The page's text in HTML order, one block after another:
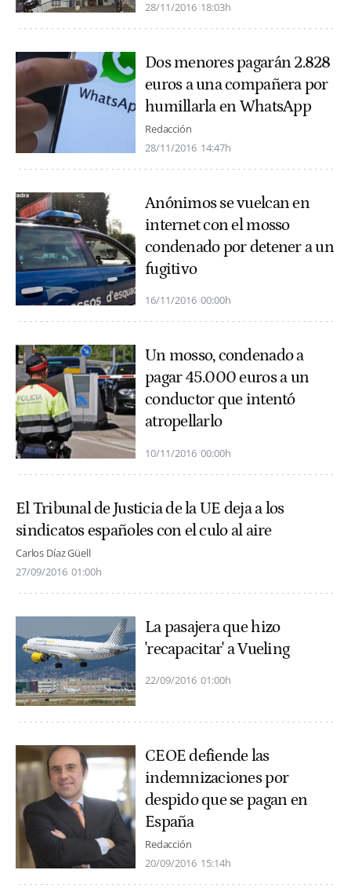
28/11/2016 18:03h
Dos menores pagarán 2.828
euros a una compañera por
humillarla en WhatsApp
Redacción
28/11/2016 14:47h
Anónimos se vuelcan en
internet con el mosso
condenado por detener a un
fugitivo
16/11/2016 00:00h
Un mosso, condenado a
pagar 45.000 euros a un
conductor que intentó
atropellarlo
10/11/2016 00:00h
El Tribunal de Justicia de la UE deja a los
sindicatos españoles con el culo al aire
Carlos Díaz Güell
27/09/2016 01:00h
La pasajera que hizo
'recapacitar' a Vueling
22/09/2016 01:00h
CEOE defiende las
indemnizaciones por
despido que se pagan en
España
Redacción
20/09/2016 15:14h